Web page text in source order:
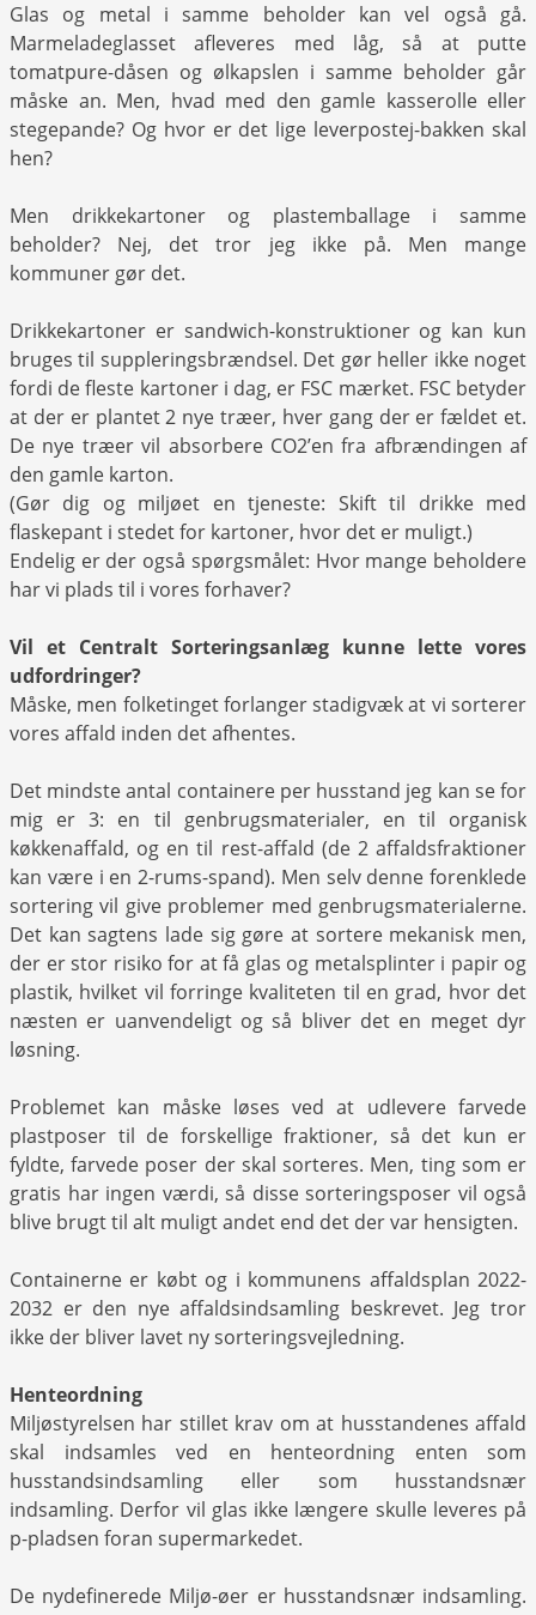
Glas og metal i samme beholder kan vel også gå.
Marmeladeglasset afleveres med låg, så at putte
tomatpure-dåsen og ølkapslen i samme beholder går
måske an. Men, hvad med den gamle kasserolle eller
stegepande? Og hvor er det lige leverpostej-bakken skal
hen?
Men drikkekartoner og plastemballage i samme
beholder? Nej, det tror jeg ikke på. Men mange
kommuner gør det.
Drikkekartoner er sandwich-konstruktioner og kan kun
bruges til suppleringsbrændsel. Det gør heller ikke noget
fordi de fleste kartoner i dag, er FSC mærket. FSC betyder
at der er plantet 2 nye træer, hver gang der er fældet et.
De nye træer vil absorbere CO2’en fra afbrændingen af
den gamle karton.
(Gør dig og miljøet en tjeneste: Skift til drikke med
flaskepant i stedet for kartoner, hvor det er muligt.)
Endelig er der også spørgsmålet: Hvor mange beholdere
har vi plads til i vores forhaver?
Vil et Centralt Sorteringsanlæg kunne lette vores
udfordringer?
Måske, men folketinget forlanger stadigvæk at vi sorterer
vores affald inden det afhentes.
Det mindste antal containere per husstand jeg kan se for
mig er 3: en til genbrugsmaterialer, en til organisk
køkkenaffald, og en til rest-affald (de 2 affaldsfraktioner
kan være i en 2-rums-spand). Men selv denne forenklede
sortering vil give problemer med genbrugsmaterialerne.
Det kan sagtens lade sig gøre at sortere mekanisk men,
der er stor risiko for at få glas og metalsplinter i papir og
plastik, hvilket vil forringe kvaliteten til en grad, hvor det
næsten er uanvendeligt og så bliver det en meget dyr
løsning.
Problemet kan måske løses ved at udlevere farvede
plastposer til de forskellige fraktioner, så det kun er
fyldte, farvede poser der skal sorteres. Men, ting som er
gratis har ingen værdi, så disse sorteringsposer vil også
blive brugt til alt muligt andet end det der var hensigten.
Containerne er købt og i kommunens affaldsplan 2022-
2032 er den nye affaldsindsamling beskrevet. Jeg tror
ikke der bliver lavet ny sorteringsvejledning.
Henteordning
Miljøstyrelsen har stillet krav om at husstandenes affald
skal indsamles ved en henteordning enten som
husstandsindsamling eller som husstandsnær
indsamling. Derfor vil glas ikke længere skulle leveres på
p-pladsen foran supermarkedet.
De nydefinerede Miljø-øer er husstandsnær indsamling.